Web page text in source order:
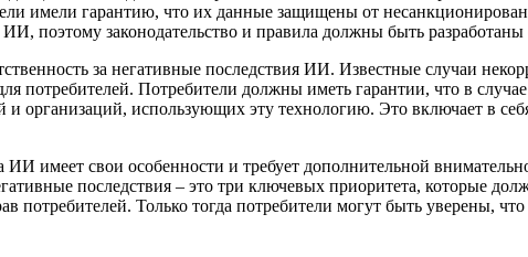
имели гарантию, что их данные защищены от
поэтому законодательство и правила должны быть
за негативные последствия ИИ. Известные случаи
потребителей. Потребители должны иметь гарантии, что в
и организаций, использующих эту технологию. Это включает в
ИИ имеет свои особенности и требует дополнительной
последствия – это три ключевых приоритета, которые
потребителей. Только тогда потребители могут быть уверены,